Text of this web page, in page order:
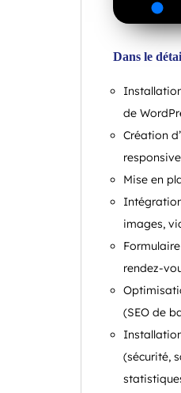
Dans le
de
Création
responsive
Mise en
images,
rendez-
(SEO de
(sécurité,